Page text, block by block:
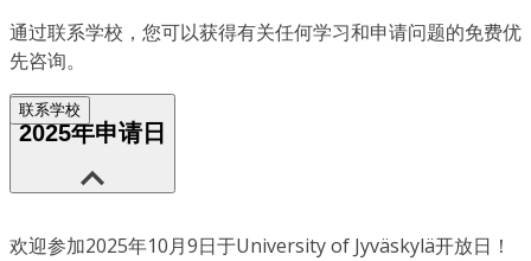
通过联系学校，您可以获得有关任何学习和申请问题的免费优
先咨询。
联系学校
2025年申请日
欢迎参加2025年10月9日于University of Jyväskylä开放日！